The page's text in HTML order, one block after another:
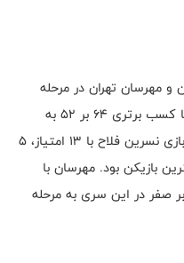
و مهرسان تهران در مرحله
نیمه‌نهایی برگزار شد و مهرسان تهران با کسب برتری ۶۴ بر ۵۲ به
فینال این رقابت‌ها صعود کرد. در این بازی نسرین فلاح با ۱۳ امتیاز، ۵
۲ پاس گل و کارایی ۱۵ بهترین بازیکن بود. مهرسان با
کسب سه پیروزی متوالی با نتیجه ۳ بر صفر در این سری به مرحله